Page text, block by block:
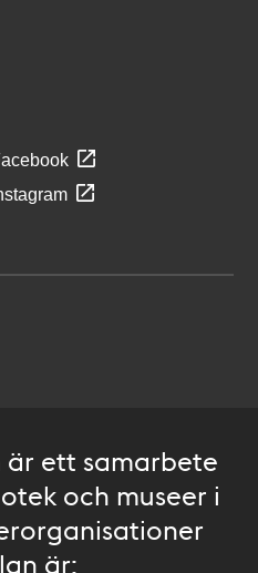
är ett samarbete
och museer i
är: